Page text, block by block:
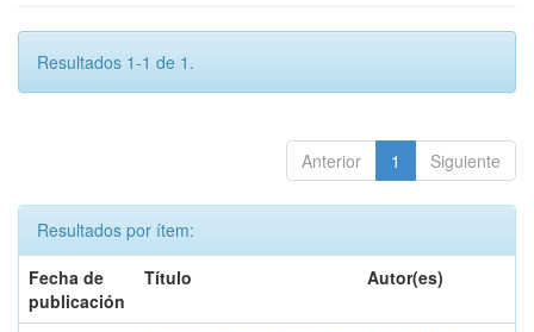
Resultados 1-1 de 1.
Anterior 1 Siguiente
Resultados por ítem:
Fecha de
publicación
Título Autor(es)